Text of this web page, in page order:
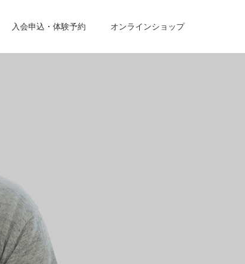
入会申込・体験予約 オンラインショップ